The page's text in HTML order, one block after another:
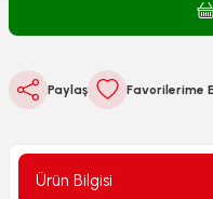
Paylaş
Ürün Bilgisi